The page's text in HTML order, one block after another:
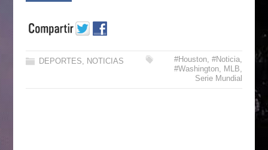
DEPORTES NOTICIAS #Houston ,#Noticia
#Washington MLB
Serie Mundial